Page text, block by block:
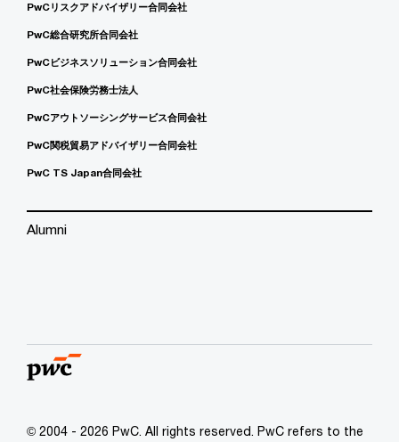
PwCリスクアドバイザリー合同会社
PwC総合研究所合同会社
PwCビジネスソリューション合同会社
PwC社会保険労務士法人
PwCアウトソーシングサービス合同会社
PwC関税貿易アドバイザリー合同会社
PwC TS Japan合同会社
Alumni
© 2004 - 2026 PwC. All rights reserved. PwC refers to the